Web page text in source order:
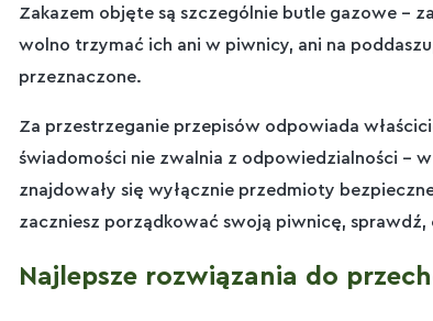
Zakazem objęte są szczególnie butle gazowe –
wolno trzymać ich ani w piwnicy, ani na
przeznaczone.
Za przestrzeganie przepisów odpowiada
świadomości nie zwalnia z odpowiedzialności –
znajdowały się wyłącznie przedmioty
zaczniesz porządkować swoją piwnicę,
Najlepsze rozwiązania do